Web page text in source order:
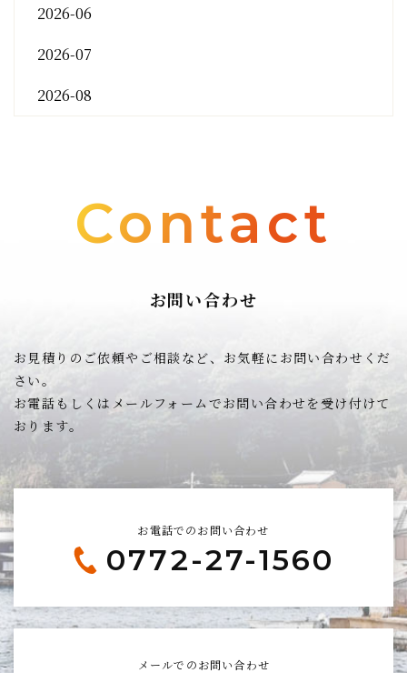
2026-06
2026-07
2026-08
Contact
お問い合わせ
お見積りのご依頼やご相談など、お気軽にお問い合わせくだ
さい。
お電話もしくはメールフォームでお問い合わせを受け付けて
おります。
お電話でのお問い合わせ
0772-27-1560
メールでのお問い合わせ